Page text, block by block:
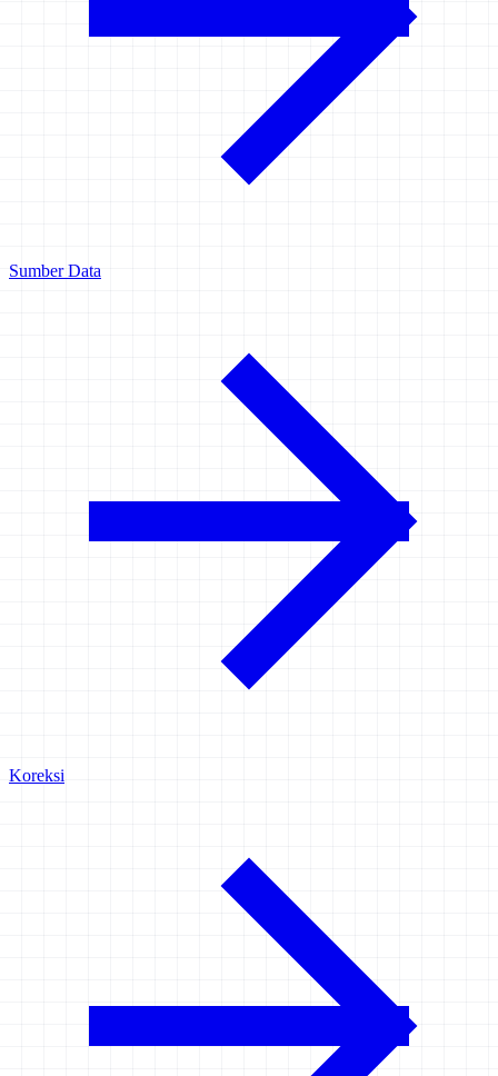
Sumber Data
Koreksi